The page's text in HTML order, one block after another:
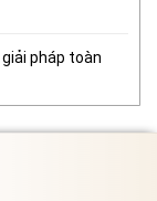
pháp toàn